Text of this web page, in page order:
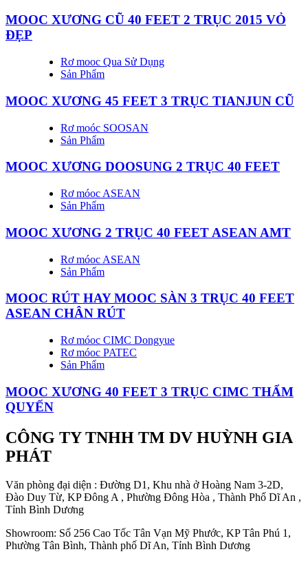
MOOC XƯƠNG CŨ 40 FEET 2 TRỤC 2015 VỎ
ĐẸP
Rơ mooc Qua Sử Dụng
Sản Phẩm
MOOC XƯƠNG 45 FEET 3 TRỤC TIANJUN CŨ
Rơ moóc SOOSAN
Sản Phẩm
MOOC XƯƠNG DOOSUNG 2 TRỤC 40 FEET
Rơ móoc ASEAN
Sản Phẩm
MOOC XƯƠNG 2 TRỤC 40 FEET ASEAN AMT
Rơ móoc ASEAN
Sản Phẩm
MOOC RÚT HAY MOOC SÀN 3 TRỤC 40 FEET
ASEAN CHÂN RÚT
Rơ móoc CIMC Dongyue
Rơ móoc PATEC
Sản Phẩm
MOOC XƯƠNG 40 FEET 3 TRỤC CIMC THẨM
QUYẾN
CÔNG TY TNHH TM DV HUỲNH GIA
PHÁT
Văn phòng đại diện : Đường D1, Khu nhà ở Hoàng Nam 3-2D,
Đào Duy Từ, KP Đông A , Phường Đông Hòa , Thành Phố Dĩ An ,
Tỉnh Bình Dương
Showroom: Số 256 Cao Tốc Tân Vạn Mỹ Phước, KP Tân Phú 1,
Phường Tân Bình, Thành phố Dĩ An, Tỉnh Bình Dương